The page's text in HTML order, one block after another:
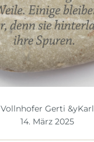
Vollnhofer Gerti &yKarl
14. März 2025